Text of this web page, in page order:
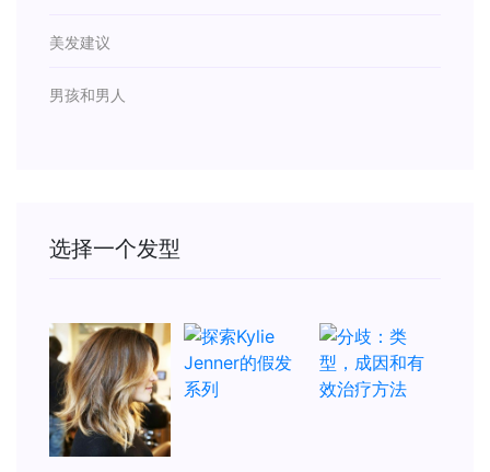
美发建议
男孩和男人
选择一个发型